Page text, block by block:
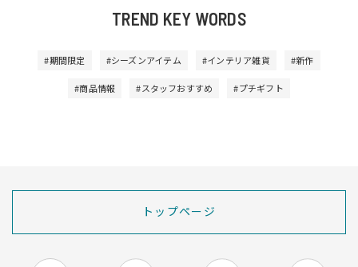
TREND KEY WORDS
#期間限定 #シーズンアイテム #インテリア雑貨 #新作
#商品情報 #スタッフおすすめ #プチギフト
トップページ